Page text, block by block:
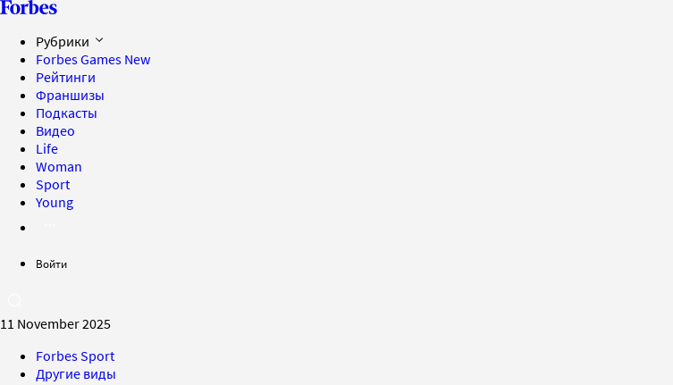
Рубрики
Forbes Games New
Рейтинги
Франшизы
Подкасты
Видео
Life
Woman
Sport
Young
Войти
11 November 2025
Forbes Sport
Другие виды